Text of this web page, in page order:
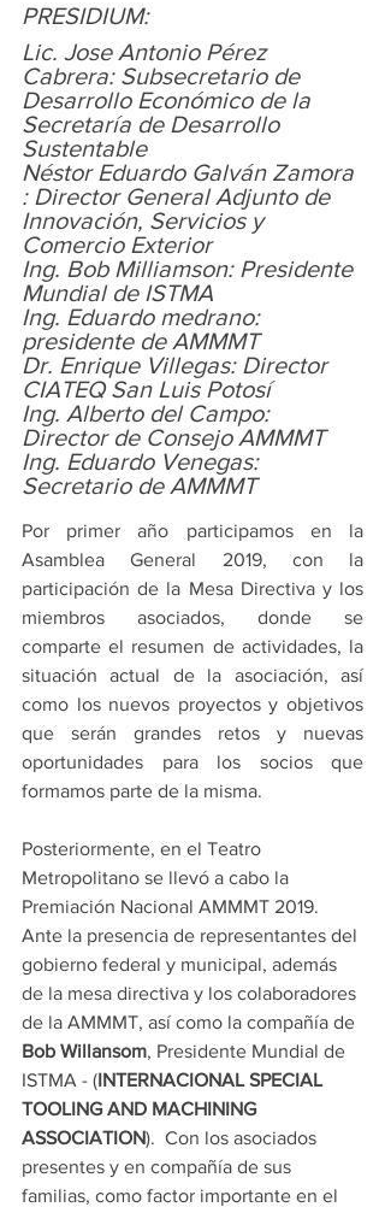
PRESIDIUM:
Lic. Jose Antonio Pérez
Cabrera: Subsecretario de
Desarrollo Económico de la
Secretaría de Desarrollo
Sustentable
Néstor Eduardo Galván Zamora
: Director General Adjunto de
Innovación, Servicios y
Comercio Exterior
Ing. Bob Milliamson: Presidente
Mundial de ISTMA
Ing. Eduardo medrano:
presidente de AMMMT
Dr. Enrique Villegas: Director
CIATEQ San Luis Potosí
Ing. Alberto del Campo:
Director de Consejo AMMMT
Ing. Eduardo Venegas:
Secretario de AMMMT
Por primer año participamos en la
Asamblea General 2019, con la
participación de la Mesa Directiva y los
miembros asociados, donde se
comparte el resumen de actividades, la
situación actual de la asociación, así
como los nuevos proyectos y objetivos
que serán grandes retos y nuevas
oportunidades para los socios que
formamos parte de la misma.
Posteriormente, en el Teatro
Metropolitano se llevó a cabo la
Premiación Nacional AMMMT 2019.
Ante la presencia de representantes del
gobierno federal y municipal, además
de la mesa directiva y los colaboradores
de la AMMMT, así como la compañía de
Bob Willansom, Presidente Mundial de
ISTMA - (INTERNACIONAL SPECIAL
TOOLING AND MACHINING
ASSOCIATION).  Con los asociados
presentes y en compañía de sus
familias, como factor importante en el